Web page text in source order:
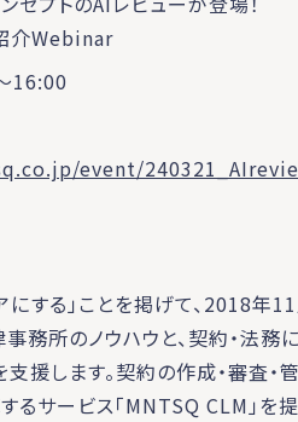
Webinar
16:00
event/
する」ことを掲げて、2018年
務所のノウハウと、契約・法
援します。契約の作成・審査・
サービス「MNTSQ CLM」を提